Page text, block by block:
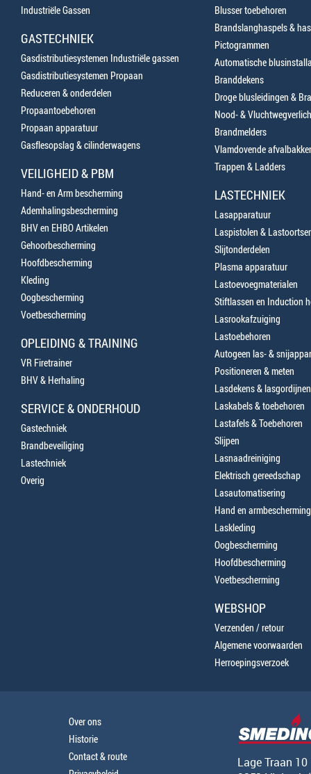
Industriële Gassen
GASTECHNIEK
Gasdistributiesystemen Industriële gassen
Gasdistributiesystemen Propaan
Reduceren & onderdelen
Propaantoebehoren
Propaan apparatuur
Gasflesopslag & cilinderwagens
VEILIGHEID & PBM
Hand- en Arm bescherming
Ademhalingsbescherming
BHV en EHBO Artikelen
Gehoorbescherming
Hoofdbescherming
Kleding
Oogbescherming
Voetbescherming
OPLEIDING & TRAINING
VR Firetrainer
BHV & Herhaling
SERVICE & ONDERHOUD
Gastechniek
Brandbeveiliging
Lastechniek
Overig
Blusser toebehoren
Brandslanghaspels &
Pictogrammen
Automatische
Branddekens
Droge blusleidingen &
Nood- &
Brandmelders
Vlamdovende
Trappen & Ladders
LASTECHNIEK
Lasapparatuur
Laspistolen &
Slijtonderdelen
Plasma apparatuur
Lastoevoegmaterialen
Stiftlassen en Induction
Lasrookafzuiging
Lastoebehoren
Autogeen las- &
Positioneren & meten
Lasdekens & lasgordijnen
Laskabels & toebehoren
Lastafels & Toebehoren
Slijpen
Lasnaadreiniging
Elektrisch gereedschap
Lasautomatisering
Hand en armbescherming
Laskleding
Oogbescherming
Hoofdbescherming
Voetbescherming
WEBSHOP
Verzenden / retour
Algemene voorwaarden
Herroepingsverzoek
Over ons
Historie
Contact & route
Lage Traan 10